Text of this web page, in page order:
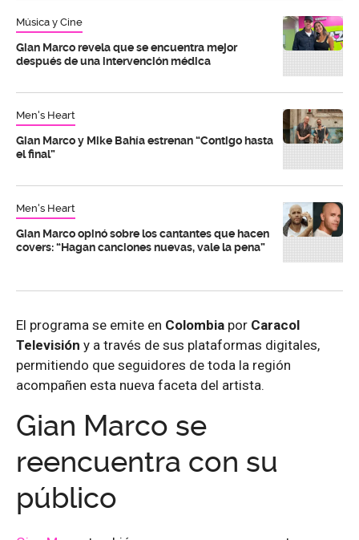
Música y Cine
Gian Marco revela que se encuentra mejor
después de una intervención médica
Men's Heart
Gian Marco y Mike Bahía estrenan “Contigo hasta
el final”
Men's Heart
Gian Marco opinó sobre los cantantes que hacen
covers: “Hagan canciones nuevas, vale la pena”
El programa se emite en Colombia por Caracol
Televisión y a través de sus plataformas digitales,
permitiendo que seguidores de toda la región
acompañen esta nueva faceta del artista.
Gian Marco se
reencuentra con su
público